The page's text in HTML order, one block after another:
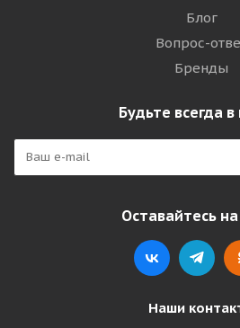
Блог
Вопрос-
Бренды
Будьте всегда в
Оставайтесь на
Наши